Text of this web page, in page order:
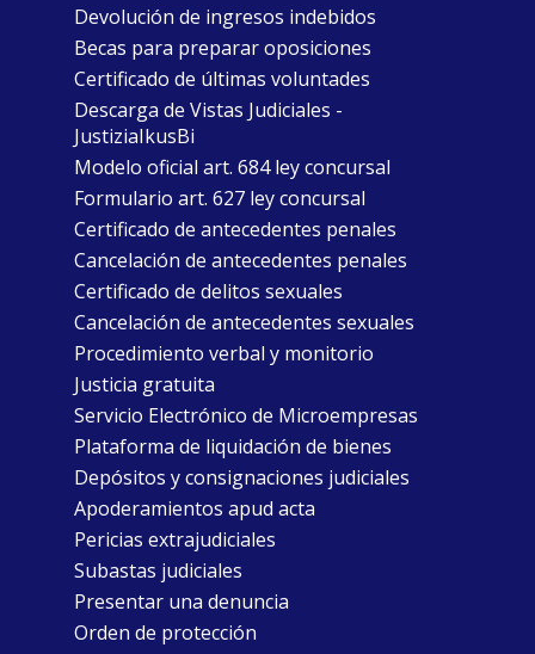
Devolución de ingresos indebidos
Becas para preparar oposiciones
Certificado de últimas voluntades
Descarga de Vistas Judiciales -
JustiziaIkusBi
Modelo oficial art. 684 ley concursal
Formulario art. 627 ley concursal
Certificado de antecedentes penales
Cancelación de antecedentes penales
Certificado de delitos sexuales
Cancelación de antecedentes sexuales
Procedimiento verbal y monitorio
Justicia gratuita
Servicio Electrónico de Microempresas
Plataforma de liquidación de bienes
Depósitos y consignaciones judiciales
Apoderamientos apud acta
Pericias extrajudiciales
Subastas judiciales
Presentar una denuncia
Orden de protección